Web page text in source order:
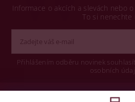
Informace o akcích a slevách nebo
To si nenechte
Přihlášením odběru novinek
osobních